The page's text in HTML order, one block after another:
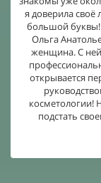
я доверила своё
большой буквы!
Ольга
женщина. С
открывается
косметологии!
подстать